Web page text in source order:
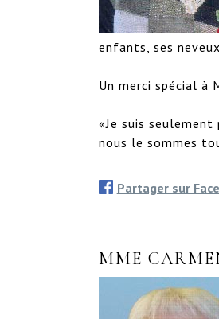
enfants, ses
Un merci spécial à
«Je suis
nous le sommes
Partager sur
MME